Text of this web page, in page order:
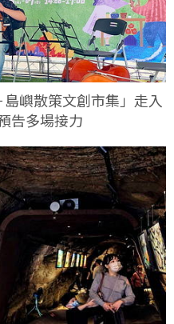
嶼散策文創市集」走入
告多場接力